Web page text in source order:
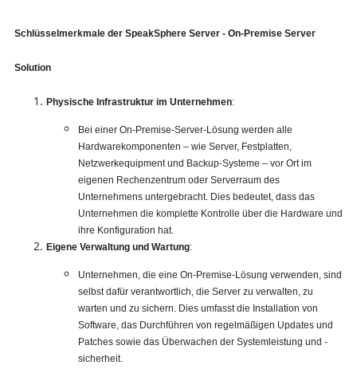
Schlüsselmerkmale der SpeakSphere Server - On-Premise Server
Solution
Physische Infrastruktur im Unternehmen:
Bei einer On-Premise-Server-Lösung werden alle
Hardwarekomponenten – wie Server, Festplatten,
Netzwerkequipment und Backup-Systeme – vor Ort im
eigenen Rechenzentrum oder Serverraum des
Unternehmens untergebracht. Dies bedeutet, dass das
Unternehmen die komplette Kontrolle über die Hardware und
ihre Konfiguration hat.
Eigene Verwaltung und Wartung:
Unternehmen, die eine On-Premise-Lösung verwenden, sind
selbst dafür verantwortlich, die Server zu verwalten, zu
warten und zu sichern. Dies umfasst die Installation von
Software, das Durchführen von regelmäßigen Updates und
Patches sowie das Überwachen der Systemleistung und -
sicherheit.